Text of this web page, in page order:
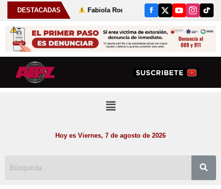
DESTACADASFabiola Rodríguez fortalece las tradiciones de
Hoy es Viernes, 7 de agosto de 2026